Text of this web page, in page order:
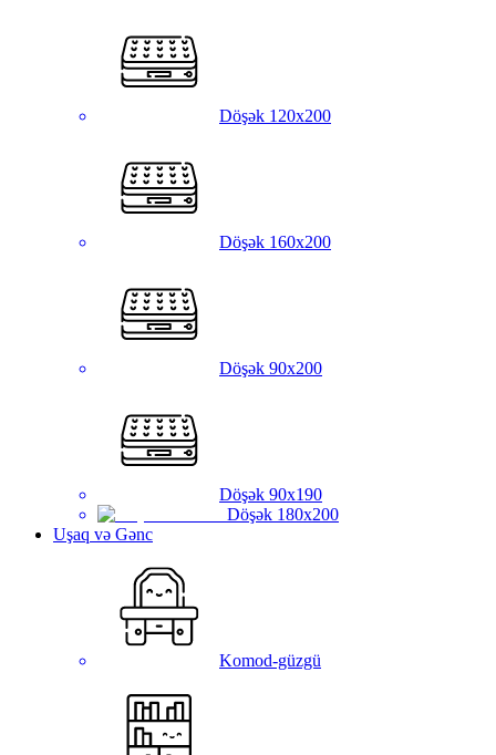
Döşək 120x200
Döşək 160x200
Döşək 90x200
Döşək 90x190
Döşək 180x200
Uşaq və Gənc
Komod-güzgü